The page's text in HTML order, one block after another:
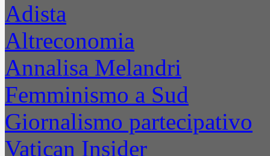
Adista
Altreconomia
Annalisa Melandri
Femminismo a Sud
Giornalismo partecipativo
Vatican Insider